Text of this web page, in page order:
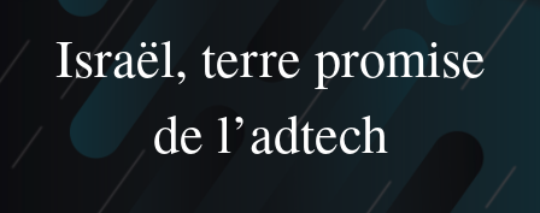
Israël, terre promise
de l’adtech